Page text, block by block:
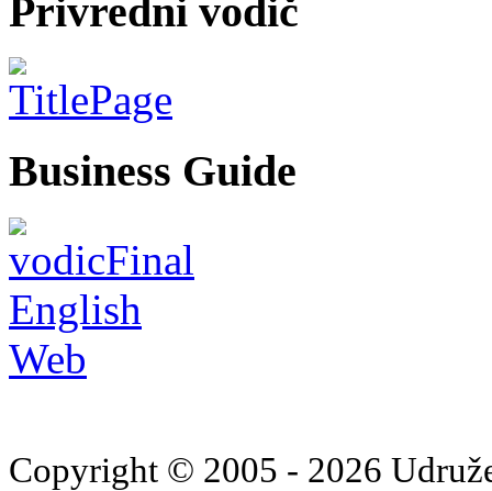
Privredni vodič
Business Guide
Copyright © 2005 - 2026